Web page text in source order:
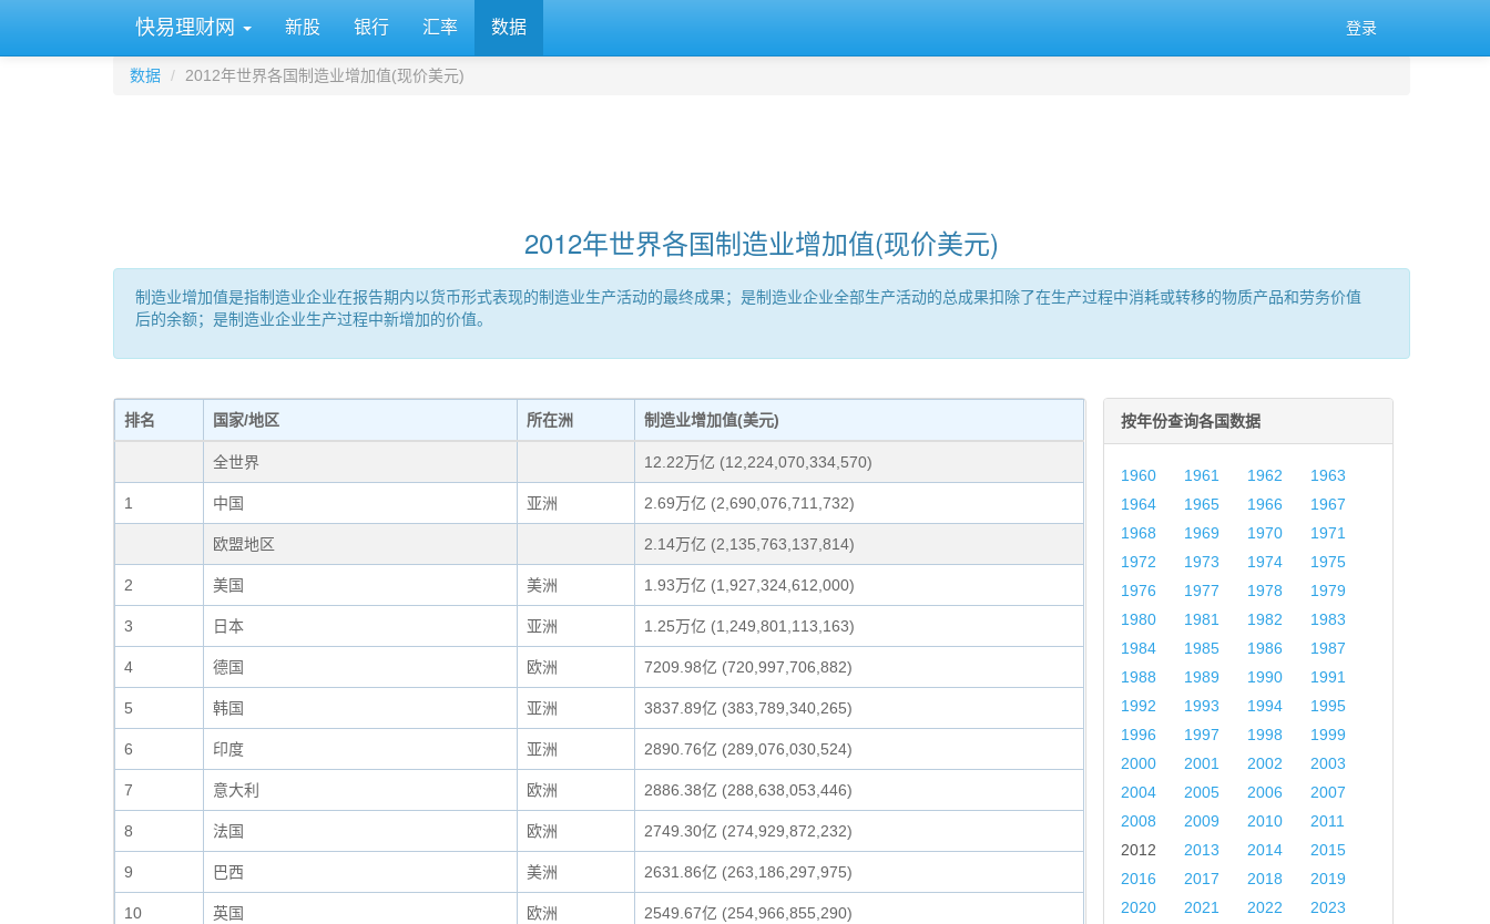
快易理财网 新股 银行 汇率 数据 登录
数据 2012年世界各国制造业增加值(现价美元)
2012年世界各国制造业增加值(现价美元)
制造业增加值是指制造业企业在报告期内以货币形式表现的制造业生产活动的最终成果；是制造业企业全部生产活动的总成果扣除了在生产过程中消耗或转移的物质产品和劳务价值
后的余额；是制造业企业生产过程中新增加的价值。
排名 国家/地区 所在洲 制造业增加值(美元)
全世界 12.22万亿 (12,224,070,334,570)
1 中国 亚洲 2.69万亿 (2,690,076,711,732)
欧盟地区 2.14万亿 (2,135,763,137,814)
2 美国 美洲 1.93万亿 (1,927,324,612,000)
3 日本 亚洲 1.25万亿 (1,249,801,113,163)
4 德国 欧洲 7209.98亿 (720,997,706,882)
5 韩国 亚洲 3837.89亿 (383,789,340,265)
6 印度 亚洲 2890.76亿 (289,076,030,524)
7 意大利 欧洲 2886.38亿 (288,638,053,446)
8 法国 欧洲 2749.30亿 (274,929,872,232)
9 巴西 美洲 2631.86亿 (263,186,297,975)
10 英国 欧洲 2549.67亿 (254,966,855,290)
按年份查询各国数据
1960 1961 1962
1963
1964
1965 1966
1967
1968
1969 1970
1971
1972
1973 1974
1975
1976
1977 1978
1979
1980
1981 1982
1983
1984
1985 1986
1987
1988
1989 1990
1991
1992
1993 1994
1995
1996
1997 1998
1999
2000
2001 2002
2003
2004
2005 2006
2007
2008
2009 2010
2011
2012
2013 2014
2015
2016
2017 2018
2019
2020
2021 2022
2023